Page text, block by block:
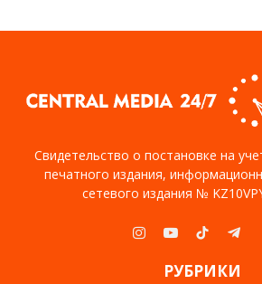
Свидетельство о постановке на
печатного издания,
сетевого издания №
Instagram
YouTubeTikTok
РУБРИКИ